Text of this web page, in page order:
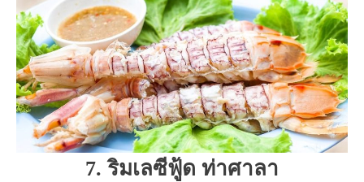
7. ริมเลซีฟู้ด ท่าศาลา